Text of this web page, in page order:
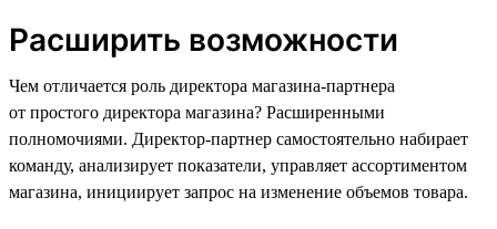
Расширить возможности
Чем отличается роль директора магазина-партнера
от простого директора магазина? Расширенными
полномочиями. Директор-партнер самостоятельно набирает
команду, анализирует показатели, управляет ассортиментом
магазина, инициирует запрос на изменение объемов товара.